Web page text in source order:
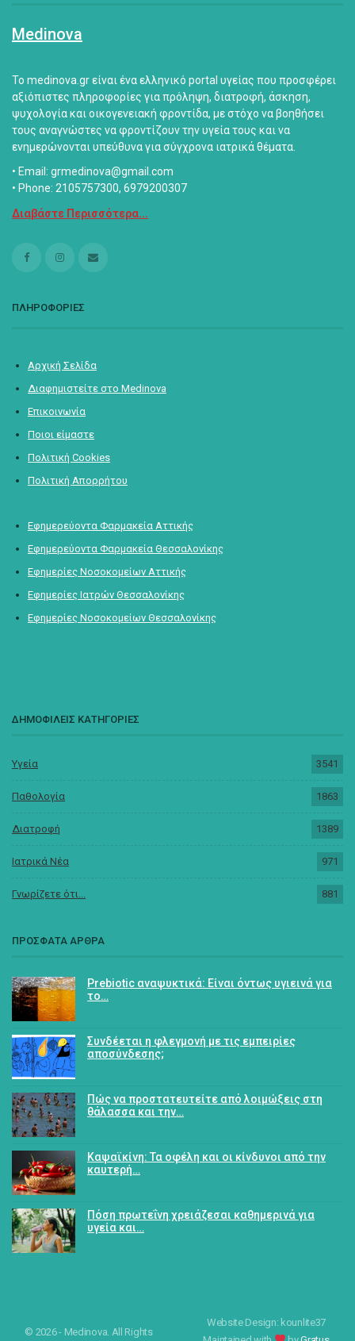
Medinova
Το medinova.gr είναι ένα ελληνικό portal υγείας που προσφέρει
αξιόπιστες πληροφορίες για πρόληψη, διατροφή, άσκηση,
ψυχολογία και οικογενειακή φροντίδα, με στόχο να βοηθήσει
τους αναγνώστες να φροντίζουν την υγεία τους και να
ενημερώνονται υπεύθυνα για σύγχρονα ιατρικά θέματα.
• Email: grmedinova@gmail.com
• Phone: 2105757300, 6979200307
Διαβάστε Περισσότερα...
ΠΛΗΡΟΦΟΡΙΕΣ
Αρχική Σελίδα
Διαφημιστείτε στο Medinova
Επικοινωνία
Ποιοι είμαστε
Πολιτική Cookies
Πολιτική Απορρήτου
Εφημερεύοντα Φαρμακεία Αττικής
Εφημερεύοντα Φαρμακεία Θεσσαλονίκης
Εφημερίες Νοσοκομείων Αττικής
Εφημερίες Ιατρών Θεσσαλονίκης
Εφημερίες Νοσοκομείων Θεσσαλονίκης
ΔΗΜΟΦΙΛΕΙΣ ΚΑΤΗΓΟΡΙΕΣ
Υγεία 3541
Παθολογία 1863
Διατροφή 1389
Ιατρικά Νέα 971
Γνωρίζετε ότι... 881
ΠΡΟΣΦΑΤΑ ΑΡΘΡΑ
Prebiotic αναψυκτικά: Είναι όντως υγιεινά για
το…
Συνδέεται η φλεγμονή με τις εμπειρίες
αποσύνδεσης;
Πώς να προστατευτείτε από λοιμώξεις στη
θάλασσα και την…
Καψαϊκίνη: Τα οφέλη και οι κίνδυνοι από την
καυτερή…
Πόση πρωτεΐνη χρειάζεσαι καθημερινά για
υγεία και…
© 2026 - Medinova. All Rights
Website Design: kounlite37